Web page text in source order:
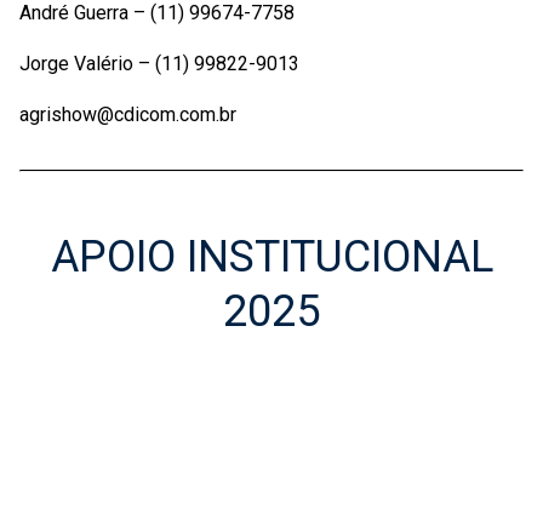
André Guerra – (11) 99674-7758
Jorge Valério – (11) 99822-9013
agrishow@cdicom.com.br
APOIO INSTITUCIONAL
2025